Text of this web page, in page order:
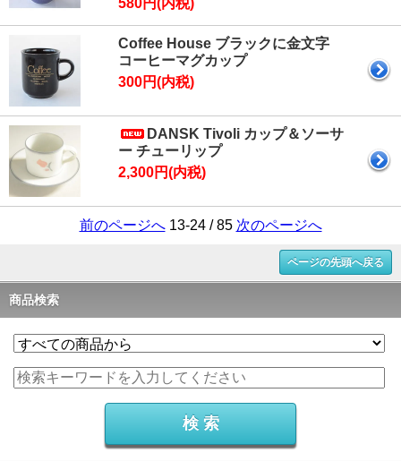
580円(内税)
Coffee House ブラックに金文字
コーヒーマグカップ
300円(内税)
DANSK Tivoli カップ＆ソーサ
ー チューリップ
2,300円(内税)
前のページへ13-24 / 85 次のページへ
ページの先頭へ戻る
商品検索